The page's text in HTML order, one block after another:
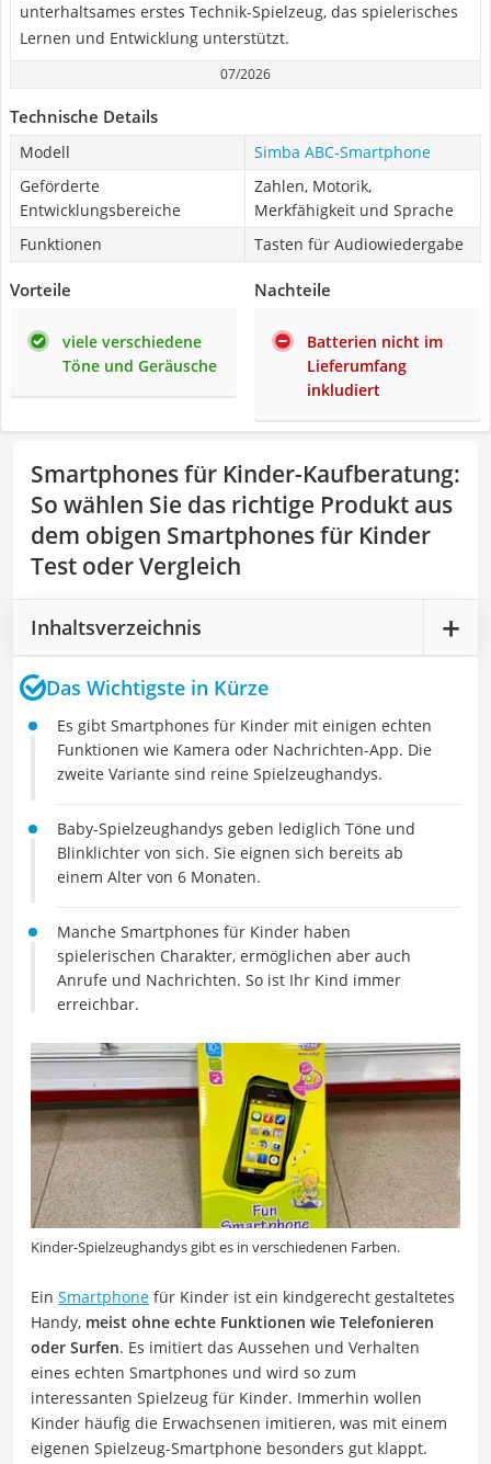
unterhaltsames erstes Technik-Spielzeug, das spielerisches
Lernen und Entwicklung unterstützt.
07/2026
Technische Details
Modell
Simba ABC-Smartphone
Geförderte
Entwicklungsbereiche
Zahlen, Motorik,
Merkfähigkeit und Sprache
Funktionen
Tasten für Audiowiedergabe
Vorteile
viele verschiedene
Töne und Geräusche
Nachteile
Batterien nicht im
Lieferumfang
inkludiert
Smartphones für Kinder-Kaufberatung:
So wählen Sie das richtige Produkt aus
dem obigen Smartphones für Kinder
Test oder Vergleich
Inhaltsverzeichnis
Das Wichtigste in Kürze
Es gibt Smartphones für Kinder mit einigen echten
Funktionen wie Kamera oder Nachrichten-App. Die
zweite Variante sind reine Spielzeughandys.
Baby-Spielzeughandys geben lediglich Töne und
Blinklichter von sich. Sie eignen sich bereits ab
einem Alter von 6 Monaten.
Manche Smartphones für Kinder haben
spielerischen Charakter, ermöglichen aber auch
Anrufe und Nachrichten. So ist Ihr Kind immer
erreichbar.
Kinder-Spielzeughandys gibt es in verschiedenen Farben.
Ein Smartphone für Kinder ist ein kindgerecht gestaltetes
Handy, meist ohne echte Funktionen wie Telefonieren
oder Surfen. Es imitiert das Aussehen und Verhalten
eines echten Smartphones und wird so zum
interessanten Spielzeug für Kinder. Immerhin wollen
Kinder häufig die Erwachsenen imitieren, was mit einem
eigenen Spielzeug-Smartphone besonders gut klappt.